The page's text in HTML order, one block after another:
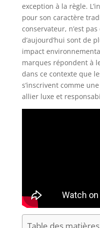
exception à la règle.
pour son caractère
conservateur, n’est
d’aujourd’hui sont de
impact
marques répondent à
dans ce contexte que
s’inscrivent comme
allier luxe et